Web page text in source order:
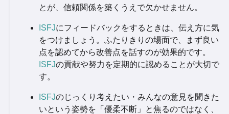
とが、信頼関係を築くうえで欠かせません。
ISFJにフィードバックをするときは、伝え方に気
をつけましょう。ふたりきりの場面で、まず良い
点を認めてから改善点を話すのが効果的です。
ISFJの貢献や努力を定期的に認めることが大切で
す。
ISFJのじっくり考えたい・みんなの意見を聞きた
いという姿勢を「優柔不断」と焦るのではなく、